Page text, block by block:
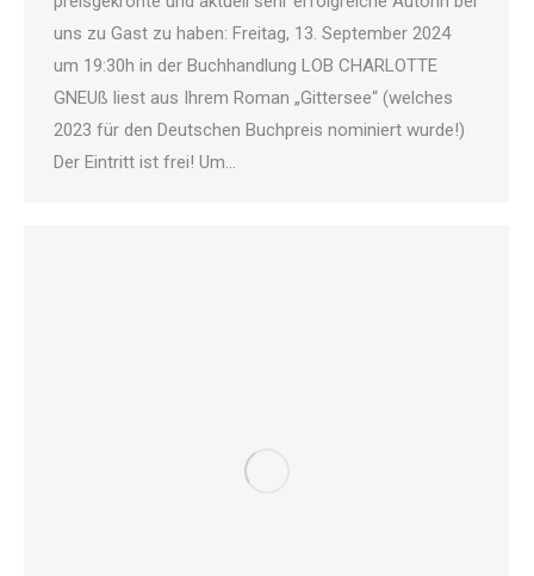
uns zu Gast zu haben: Freitag, 13. September 2024
um 19:30h in der Buchhandlung LOB CHARLOTTE
GNEUß liest aus Ihrem Roman „Gittersee“ (welches
2023 für den Deutschen Buchpreis nominiert wurde!)
Der Eintritt ist frei! Um…